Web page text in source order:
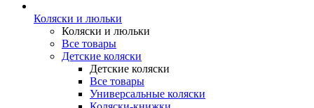
Коляски и люльки
Коляски и люльки
Все товары
Детские коляски
Детские коляски
Все товары
Универсальные коляски